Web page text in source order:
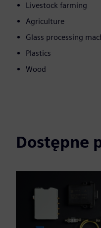
Livestock farming
Agriculture
Glass processing
Plastics
Wood
Dostępne